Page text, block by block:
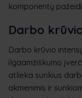
komponentų
Darbo
Darbo krūvio
ilgaamžiškumo
atlieka sunkius
akmenimis ir